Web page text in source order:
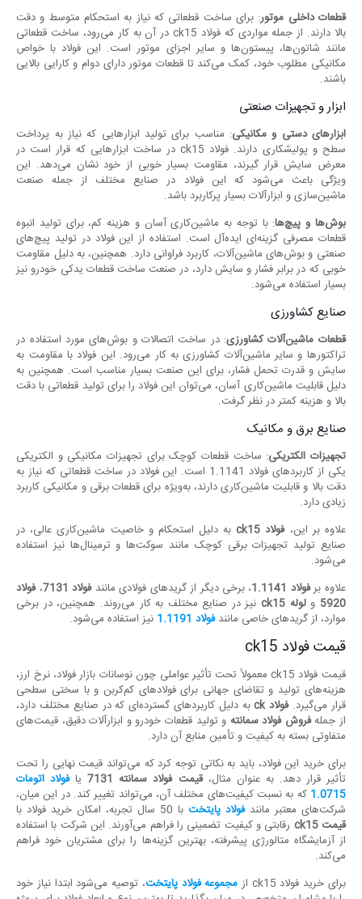
قطعات داخلی موتور: برای ساخت قطعاتی که نیاز به استحکام متوسط و دقت
بالا دارند. از جمله مواردی که فولاد ck15 در آن به کار می‌رود، ساخت قطعاتی
مانند شاتون‌ها، پیستون‌ها و سایر اجزای موتور است. این فولاد با خواص
مکانیکی مطلوب خود، کمک می‌کند تا قطعات موتور دارای دوام و کارایی بالایی
باشند.
ابزار و تجهیزات صنعتی
ابزارهای دستی و مکانیکی: مناسب برای تولید ابزارهایی که نیاز به پرداخت
سطح و پولیشکاری دارند. فولاد ck15 در ساخت ابزارهایی که قرار است در
معرض سایش قرار گیرند، مقاومت بسیار خوبی از خود نشان می‌دهد. این
ویژگی باعث می‌شود که این فولاد در صنایع مختلف از جمله صنعت
ماشین‌سازی و ابزارآلات بسیار پرکاربرد باشد.
بوش‌ها و پیچ‌ها: با توجه به ماشین‌کاری آسان و هزینه کم، برای تولید انبوه
قطعات مصرفی گزینه‌ای ایده‌آل است. استفاده از این فولاد در تولید پیچ‌های
صنعتی و بوش‌های ماشین‌آلات، کاربرد فراوانی دارد. همچنین، به دلیل مقاومت
خوبی که در برابر فشار و سایش دارد، در صنعت ساخت قطعات یدکی خودرو نیز
بسیار استفاده می‌شود.
صنایع کشاورزی
قطعات ماشین‌آلات کشاورزی: در ساخت اتصالات و بوش‌های مورد استفاده در
تراکتورها و سایر ماشین‌آلات کشاورزی به کار می‌رود. این فولاد با مقاومت به
سایش و قدرت تحمل فشار، برای این صنعت بسیار مناسب است. همچنین به
دلیل قابلیت ماشین‌کاری آسان، می‌توان این فولاد را برای تولید قطعاتی با دقت
بالا و هزینه کمتر در نظر گرفت.
صنایع برق و مکانیک
تجهیزات الکتریکی: ساخت قطعات کوچک برای تجهیزات مکانیکی و الکتریکی
یکی از کاربردهای فولاد 1.1141 است. این فولاد در ساخت قطعاتی که نیاز به
دقت بالا و قابلیت ماشین‌کاری دارند، به‌ویژه برای قطعات برقی و مکانیکی کاربرد
زیادی دارد.
علاوه بر این،فولاد ck15به دلیل استحکام و خاصیت ماشین‌کاری عالی، در
صنایع تولید تجهیزات برقی کوچک مانند سوکت‌ها و ترمینال‌ها نیز استفاده
می‌شود.
علاوه برفولاد 1.1141، برخی دیگر از گریدهای فولادی مانندفولاد 7131،فولاد
5920 ولوله ck15نیز در صنایع مختلف به کار می‌روند. همچنین، در برخی
موارد، از گریدهای خاصی مانندفولاد 1.1191 نیز استفاده می‌شود.
قیمت فولاد ck15
قیمت فولاد ck15 معمولاً تحت تأثیر عواملی چون نوسانات بازار فولاد، نرخ ارز،
هزینه‌های تولید و تقاضای جهانی برای فولادهای کم‌کربن و با سختی سطحی
قرار می‌گیرد.فولادckبه دلیل کاربردهای گسترده‌ای که در صنایع مختلف دارد،
از جملهفروش فولاد سمانته و تولید قطعات خودرو و ابزارآلات دقیق، قیمت‌های
متفاوتی بسته به کیفیت و تأمین منابع آن دارد.
برای خرید این فولاد، باید به نکاتی توجه کرد که می‌تواند قیمت نهایی را تحت
تأثیر قرار دهد. به عنوان مثال،قیمت فولاد سمانته 7131یافولاد اتومات
1.0715 که به نسبت کیفیت‌های مختلف آن، می‌تواند تغییر کند. در این میان،
شرکت‌های معتبر مانندفولاد پایتخت با 50 سال تجربه، امکان خرید فولاد با
قیمتck15 رقابتی و کیفیت تضمینی را فراهم می‌آورند. این شرکت با استفاده
از آزمایشگاه متالورژی پیشرفته، بهترین گزینه‌ها را برای مشتریان خود فراهم
می‌کند.
برای خرید فولاد ck15 از
مجموعه فولاد پایتخت، توصیه می‌شود ابتدا نیاز خود